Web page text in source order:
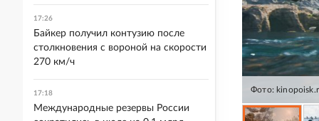
Фото:
17:26
Байкер получил контузию после
столкновения с вороной на скорости
270 км/ч
17:18
Международные резервы России